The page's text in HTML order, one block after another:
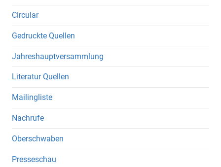
Circular
Gedruckte Quellen
Jahreshauptversammlung
Literatur Quellen
Mailingliste
Nachrufe
Oberschwaben
Presseschau